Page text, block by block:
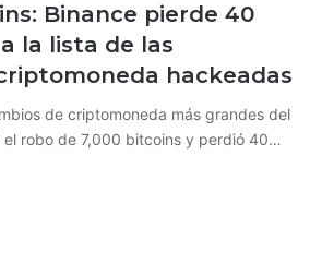
Binance pierde 40
la lista de las
hackeadas
de criptomoneda más grandes del
el robo de 7,000 bitcoins y perdió 40…